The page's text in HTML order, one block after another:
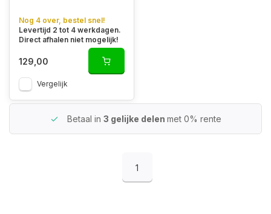
Nog 4 over, bestel snel!
Levertijd 2 tot 4 werkdagen.
Direct afhalen niet mogelijk!
129,00
Vergelijk
Betaal in 3 gelijke delen met 0% rente
1